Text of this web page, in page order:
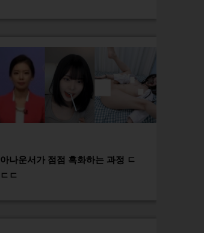
아나운서가 점점 흑화하는 과정 ㄷ
ㄷㄷ